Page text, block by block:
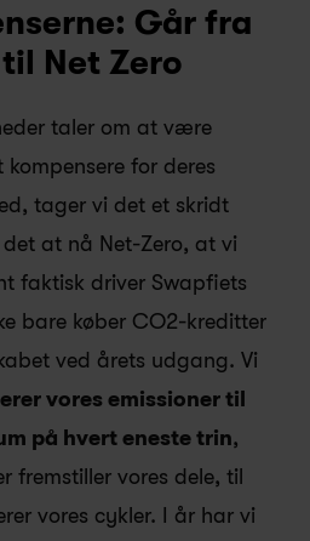
Går fra
Net Zero
taler om at være
for deres
tager vi det et skridt
at nå Net-Zero, at vi
faktisk driver Swapfiets
bare køber CO2-kreditter
ved årets udgang. Vi
vores emissioner til
på hvert eneste trin,
fremstiller vores dele, til
vores cykler. I år har vi